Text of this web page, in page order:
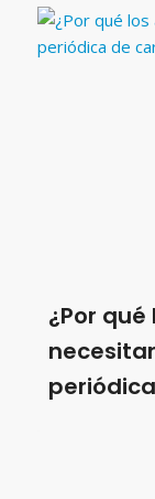
¿Por